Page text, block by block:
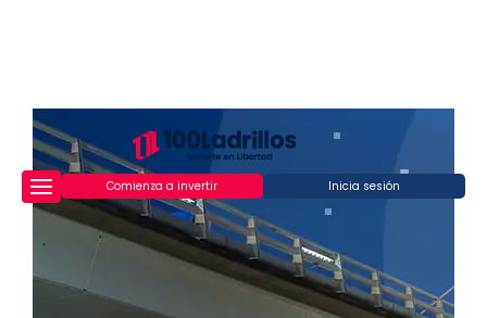
Comienza a invertir Inicia sesión